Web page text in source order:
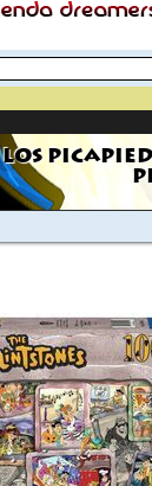
LOS